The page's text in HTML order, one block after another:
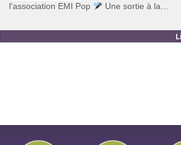
l'association EMI Pop
Une sortie à la…